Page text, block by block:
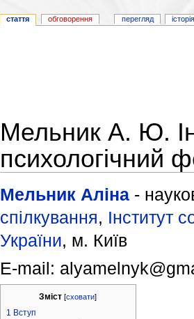
Мельник А. Ю.
психологічний
Мельник Аліна-
спілкування, Інститут
України, м. Київ
E-mail:
Зміст [сховати]
1 Вступ
стаття обговорення перегляд